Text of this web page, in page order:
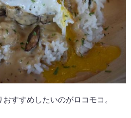
すすめしたいのがロコモコ。